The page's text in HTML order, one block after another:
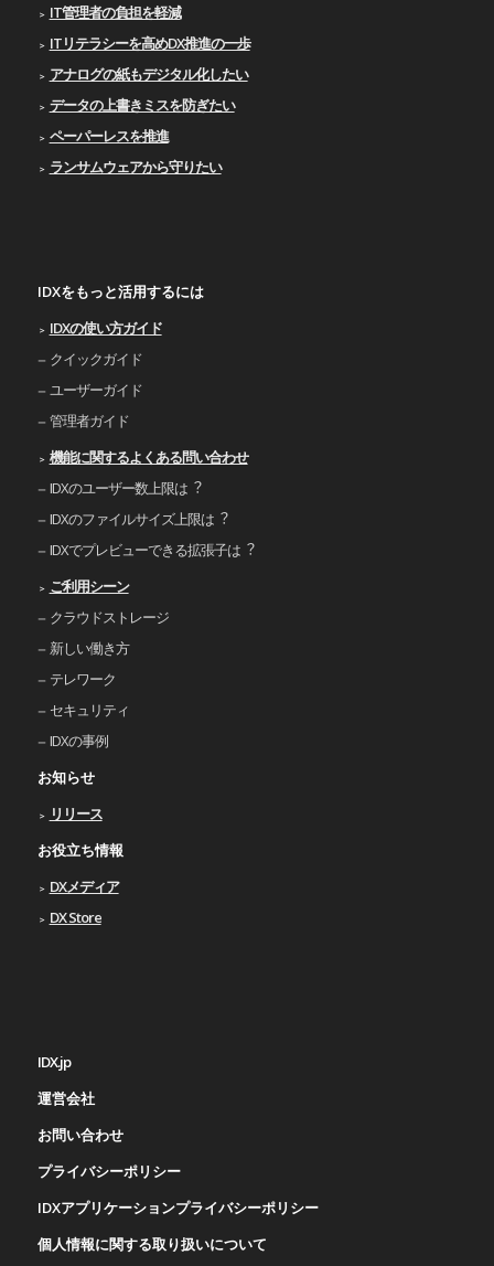
IT管理者の負担を軽減
ITリテラシーを高めDX推進の一歩
アナログの紙もデジタル化したい
データの上書きミスを防ぎたい
ペーパーレスを推進
ランサムウェアから守りたい
IDXをもっと活用するには
IDXの使い⽅ガイド
クイックガイド
ユーザーガイド
管理者ガイド
機能に関するよくある問い合わせ
IDXのユーザー数上限は︖
IDXのファイルサイズ上限は︖
IDXでプレビューできる拡張⼦は︖
ご利⽤シーン
クラウドストレージ
新しい働き⽅
テレワーク
セキュリティ
IDXの事例
お知らせ
リリース
お役立ち情報
DXメディア
DX Store
IDX.jp
運営会社
お問い合わせ
プライバシーポリシー
IDXアプリケーションプライバシーポリシー
個人情報に関する取り扱いについて